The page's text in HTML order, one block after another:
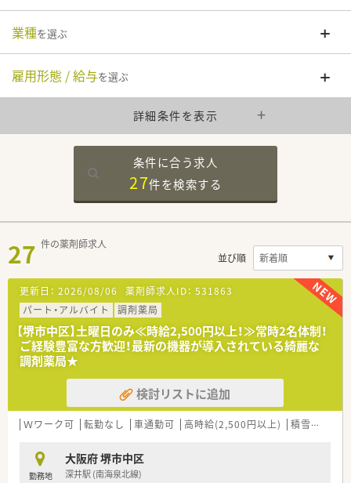
業種を選ぶ
雇用形態 / 給与を選ぶ
詳細条件を表示
条件に合う求人
27件を検索する
27 件の薬剤師求人
並び順
更新日： 2026/08/06 薬剤師求人ID： 531863
パート・アルバイト
調剤薬局
【堺市中区】土曜日のみ≪時給2,500円以上！≫常時2名体制！
ご経験豊富な方歓迎！最新の機器が導入されている綺麗な
調剤薬局★
検討リストに追加
Ｗワーク可 転勤なし 車通勤可 高時給(2,500円以上) 積雪なし
勤務地
大阪府 堺市中区
深井駅 (南海泉北線)